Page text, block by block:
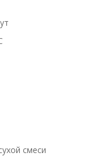
смеси